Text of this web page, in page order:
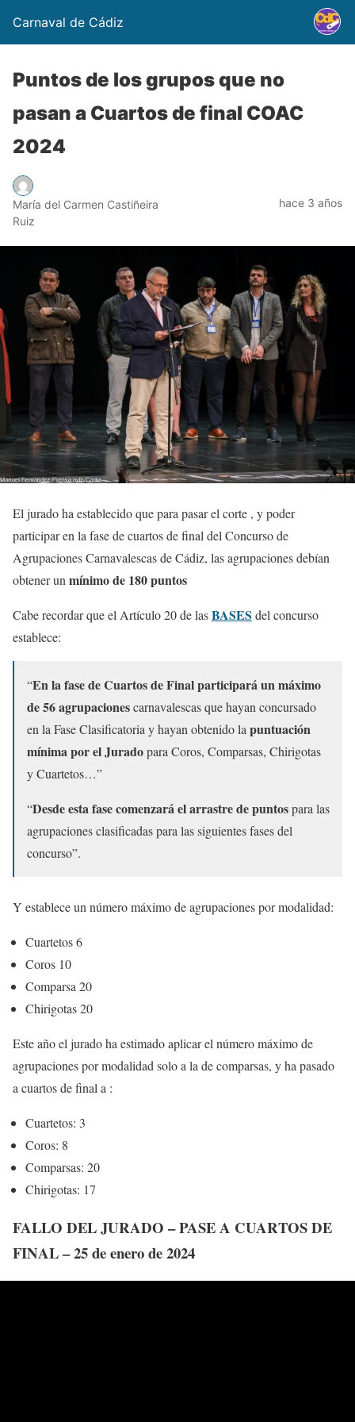
Carnaval de Cádiz
Puntos de los grupos que no
pasan a Cuartos de final COAC
2024
María del Carmen Castiñeira
Ruiz
hace 3 años
El jurado ha establecido que para pasar el corte , y poder
participar en la fase de cuartos de final del Concurso de
Agrupaciones Carnavalescas de Cádiz, las agrupaciones debían
obtener un mínimo de 180 puntos
Cabe recordar que el Artículo 20 de lasBASES del concurso
establece:
“En la fase de Cuartos de Final participará un máximo
de 56 agrupacionescarnavalescas que hayan concursado
en la Fase Clasificatoria y hayan obtenido la puntuación
mínima por el Juradopara Coros, Comparsas, Chirigotas
y Cuartetos…”
“Desde esta fase comenzará el arrastre de puntospara las
agrupaciones clasificadas para las siguientes fases del
concurso”.
Y establece un número máximo de agrupaciones por modalidad:
Cuartetos 6
Coros 10
Comparsa 20
Chirigotas 20
Este año el jurado ha estimado aplicar el número máximo de
agrupaciones por modalidad solo a la de comparsas, y ha pasado
a cuartos de final a :
Cuartetos: 3
Coros: 8
Comparsas: 20
Chirigotas: 17
FALLO DEL JURADO – PASE A CUARTOS DE
FINAL – 25 de enero de 2024